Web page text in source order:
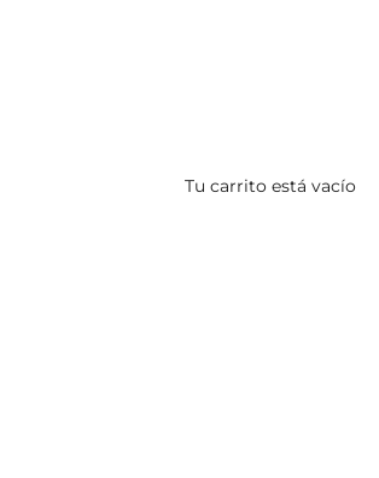
Tu carrito está vacío
ACCESORIOS